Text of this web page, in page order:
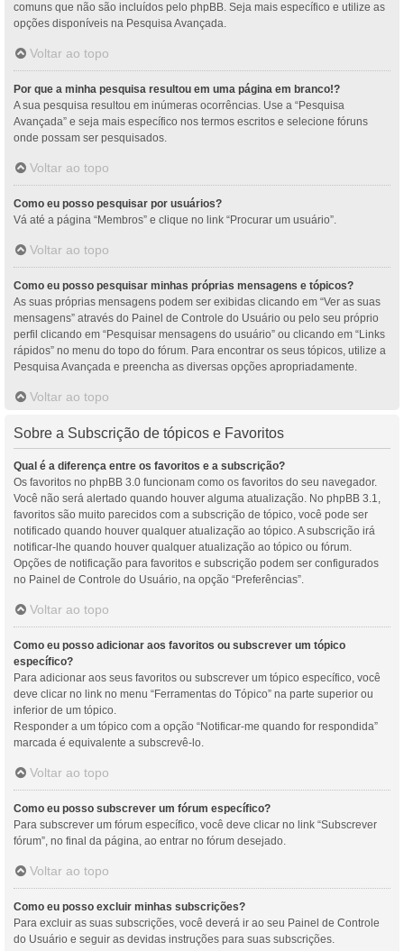
comuns que não são incluídos pelo phpBB. Seja mais específico e utilize as
opções disponíveis na Pesquisa Avançada.
Voltar ao topo
Por que a minha pesquisa resultou em uma página em branco!?
A sua pesquisa resultou em inúmeras ocorrências. Use a “Pesquisa
Avançada” e seja mais específico nos termos escritos e selecione fóruns
onde possam ser pesquisados.
Voltar ao topo
Como eu posso pesquisar por usuários?
Vá até a página “Membros” e clique no link “Procurar um usuário”.
Voltar ao topo
Como eu posso pesquisar minhas próprias mensagens e tópicos?
As suas próprias mensagens podem ser exibidas clicando em “Ver as suas
mensagens” através do Painel de Controle do Usuário ou pelo seu próprio
perfil clicando em “Pesquisar mensagens do usuário” ou clicando em “Links
rápidos” no menu do topo do fórum. Para encontrar os seus tópicos, utilize a
Pesquisa Avançada e preencha as diversas opções apropriadamente.
Voltar ao topo
Sobre a Subscrição de tópicos e Favoritos
Qual é a diferença entre os favoritos e a subscrição?
Os favoritos no phpBB 3.0 funcionam como os favoritos do seu navegador.
Você não será alertado quando houver alguma atualização. No phpBB 3.1,
favoritos são muito parecidos com a subscrição de tópico, você pode ser
notificado quando houver qualquer atualização ao tópico. A subscrição irá
notificar-lhe quando houver qualquer atualização ao tópico ou fórum.
Opções de notificação para favoritos e subscrição podem ser configurados
no Painel de Controle do Usuário, na opção “Preferências”.
Voltar ao topo
Como eu posso adicionar aos favoritos ou subscrever um tópico
específico?
Para adicionar aos seus favoritos ou subscrever um tópico específico, você
deve clicar no link no menu “Ferramentas do Tópico” na parte superior ou
inferior de um tópico.
Responder a um tópico com a opção “Notificar-me quando for respondida”
marcada é equivalente a subscrevê-lo.
Voltar ao topo
Como eu posso subscrever um fórum específico?
Para subscrever um fórum específico, você deve clicar no link “Subscrever
fórum”, no final da página, ao entrar no fórum desejado.
Voltar ao topo
Como eu posso excluir minhas subscrições?
Para excluir as suas subscrições, você deverá ir ao seu Painel de Controle
do Usuário e seguir as devidas instruções para suas subscrições.